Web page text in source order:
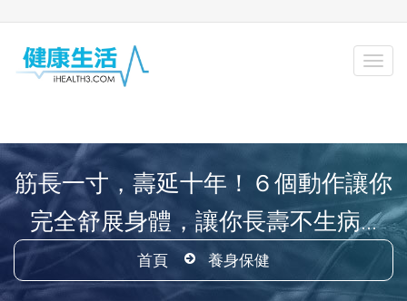
筋長一寸，壽延十年！６個動作讓你
完全舒展身體，讓你長壽不生病...
首頁 養身保健